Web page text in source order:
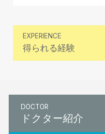
EXPERIENCE
得られる経験
DOCTOR
ドクター紹介